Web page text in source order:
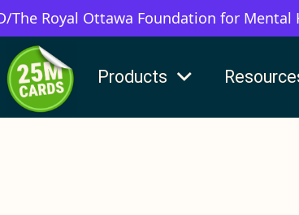
The Royal Ottawa Foundation for Mental
Products